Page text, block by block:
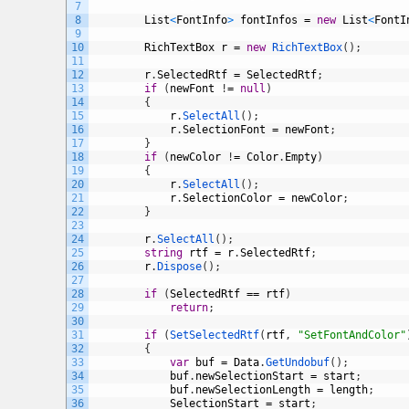
7
8
9
10
11
12
13
14
15
16
17
18
19
20
21
22
23
24
25
26
27
28
29
30
31
32
33
34
35
36
List<FontInfo> fontInfos = new List<
RichTextBox r = new RichTextBox( ) ;
r.SelectedRtf = SelectedRtf;
if
( newFont != null )
{
r.SelectAll ( ) ;
r.SelectionFont = newFont ;
}
if
( newColor != Color. Empty)
{
r.SelectAll ( ) ;
r.SelectionColor = newColor;
}
r.SelectAll ( ) ;
string
rtf = r.SelectedRtf;
r. Dispose( ) ;
if (SelectedRtf == rtf)
return;
if (SetSelectedRtf( rtf, "SetFontAndColor"
{
var
buf = Data.GetUndobuf( ) ;
buf. newSelectionStart = start ;
buf. newSelectionLength = length;
SelectionStart = start ;